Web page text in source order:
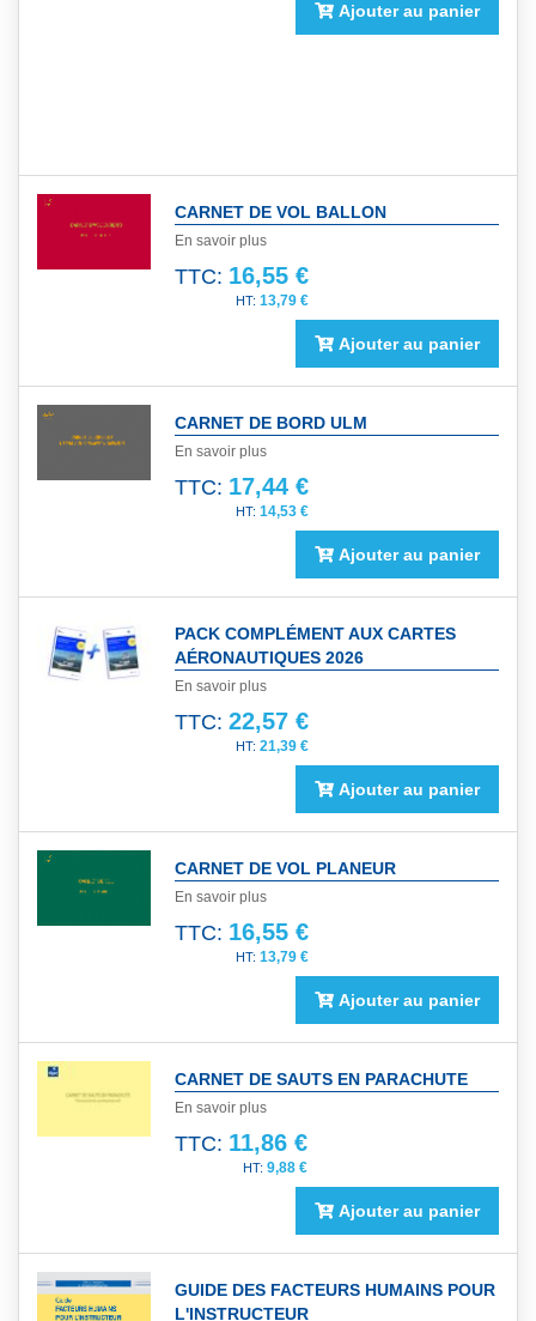
Ajouter au panier
CARNET DE VOL BALLON
En savoir plus
TTC: 16,55 €
13,79 €
Ajouter au panier
CARNET DE BORD ULM
En savoir plus
TTC: 17,44 €
14,53 €
Ajouter au panier
PACK COMPLÉMENT AUX CARTES
AÉRONAUTIQUES 2026
En savoir plus
TTC: 22,57 €
21,39 €
Ajouter au panier
CARNET DE VOL PLANEUR
En savoir plus
TTC: 16,55 €
13,79 €
Ajouter au panier
CARNET DE SAUTS EN PARACHUTE
En savoir plus
TTC: 11,86 €
9,88 €
Ajouter au panier
GUIDE DES FACTEURS HUMAINS POUR
L'INSTRUCTEUR